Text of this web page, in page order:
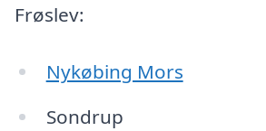
Frøslev:
Nykøbing Mors
Sondrup